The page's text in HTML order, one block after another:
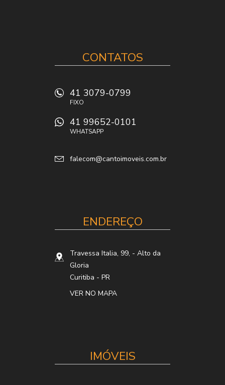
CONTATOS
41 3079-0799
FIXO
41 99652-0101
WHATSAPP
falecom@cantoimoveis.com.br
ENDEREÇO
Travessa Italia, 99, - Alto da
Gloria
Curitiba - PR
VER NO MAPA
IMÓVEIS